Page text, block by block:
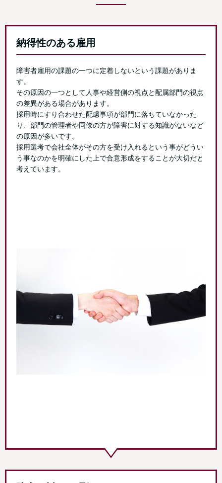
納得性のある雇用
障害者雇用の課題の一つに定着しないという課題がありま
す。
その原因の一つとして人事や経営側の視点と配属部門の視点
の差異がある場合があります。
採用時にすり合わせた配慮事項が部門に落ちていなかった
り、部門の管理者や同僚の方が障害に対する知識がないなど
の原因が多いです。
採用選考で会社全体がその方を受け入れるという事がどうい
う事なのかを明確にした上で合意形成をすることが大切だと
考えています。